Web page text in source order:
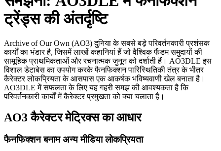
ट्रेंड्स की अंतर्दृष्टि
Archive of Our Own (AO3) दुनिया के सबसे बड़े परिवर्तनकारी प्रशंसक
कार्यों का भंडार है, जिसमें लाखों कहानियां हैं जो वैश्विक फैंडम समुदायों की
सामूहिक प्राथमिकताओं और रचनात्मक जुनून को दर्शाती हैं। AO3DLE इस
विशाल डेटाबेस का उपयोग करके फैनफिक्शन पारिस्थितिकी तंत्र के भीतर
कैरेक्टर लोकप्रियता के आसपास एक आकर्षक भविष्यवाणी खेल बनाता है।
AO3DLE में सफलता के लिए यह गहरी समझ की आवश्यकता है कि
परिवर्तनकारी कार्यों में कैरेक्टर प्रमुखता को क्या चलाता है।
AO3 कैरेक्टर मेट्रिक्स का आधार
फैनफिक्शन बनाम अन्य मीडिया लोकप्रियता